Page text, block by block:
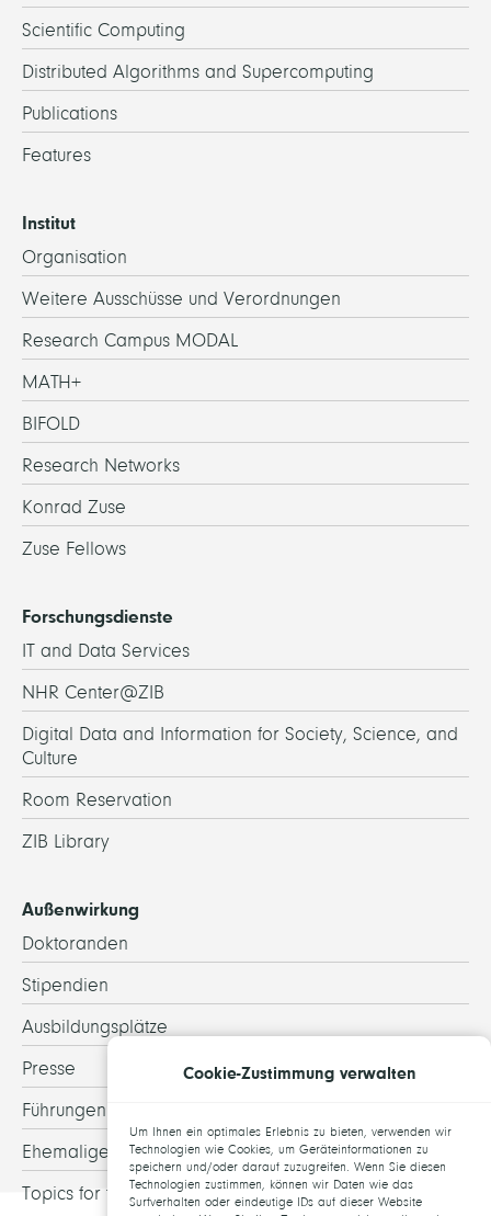
Scientific Computing
Distributed Algorithms and Supercomputing
Publications
Features
Institut
Organisation
Weitere Ausschüsse und Verordnungen
Research Campus MODAL
MATH+
BIFOLD
Research Networks
Konrad Zuse
Zuse Fellows
Forschungsdienste
IT and Data Services
NHR Center@ZIB
Digital Data and Information for Society, Science, and
Culture
Room Reservation
ZIB Library
Außenwirkung
Doktoranden
Stipendien
Ausbildungsplätze
Presse
Führungen
Ehemalige
Topics for theses
Cookie-Zustimmung verwalten
Um Ihnen ein optimales Erlebnis zu bieten, verwenden wir
Technologien wie Cookies, um Geräteinformationen zu
speichern und/oder darauf zuzugreifen. Wenn Sie diesen
Technologien zustimmen, können wir Daten wie das
Surfverhalten oder eindeutige IDs auf dieser Website